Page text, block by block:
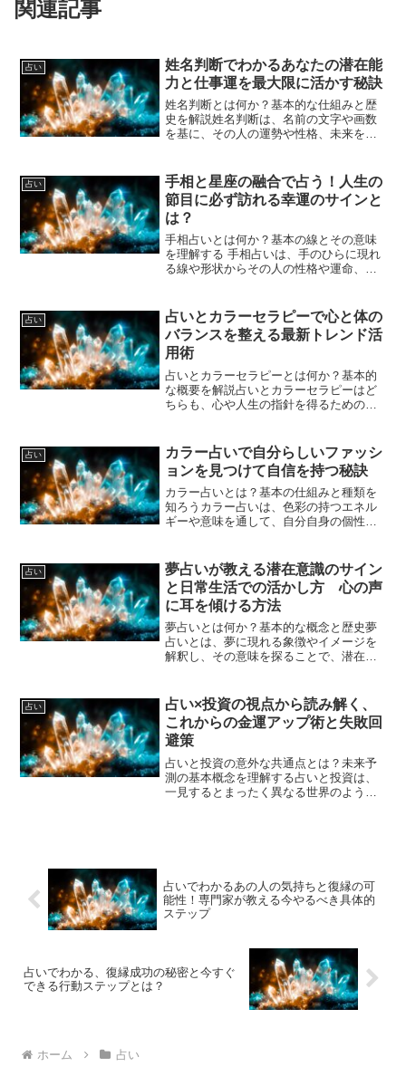
関連記事
占い
姓名判断でわかるあなたの潜在能
力と仕事運を最大限に活かす秘訣
姓名判断とは何か？基本的な仕組みと歴
史を解説姓名判断は、名前の文字や画数
を基に、その人の運勢や性格、未来を占
化圏で長く親しまれており、名前に秘め
られたエネルギーを読み解...
占い
手相と星座の融合で占う！人生の
節目に必ず訪れる幸運のサインと
は？
手相占いとは何か？基本の線とその意味
を理解する 手相占いは、手のひらに現れ
る線や形状からその人の性格や運命、未
の種類や位置、長さ、形状の違いが意味
を持ち、個人の運勢や人...
占い
占いとカラーセラピーで心と体の
バランスを整える最新トレンド活
用術
占いとカラーセラピーとは何か？基本的
な概要を解説占いとカラーセラピーはど
ちらも、心や人生の指針を得るためのツ
術などを通じて運勢や性格、未来を読み
解く方法です。これに対して...
占い
カラー占いで自分らしいファッシ
ョンを見つけて自信を持つ秘訣
カラー占いとは？基本の仕組みと種類を
知ろうカラー占いは、色彩の持つエネル
ギーや意味を通して、自分自身の個性や
好きな色や似合う色には、その人の性格
や運気を反映すると考えら...
占い
夢占いが教える潜在意識のサイン
と日常生活での活かし方 心の声
に耳を傾ける方法
夢占いとは何か？基本的な概念と歴史夢
占いとは、夢に現れる象徴やイメージを
解釈し、その意味を探ることで、潜在意
行われてきた夢解釈は、時代や文化によ
って様々な形で発展してき...
占い
占い×投資の視点から読み解く、
これからの金運アップ術と失敗回
避策
占いと投資の意外な共通点とは？未来予
測の基本概念を理解する占いと投資は、
一見するとまったく異なる世界のように
占いでわかるあの人の気持ちと復縁の可
能性！専門家が教える今やるべき具体的
ステップ
占いでわかる、復縁成功の秘密と今すぐ
できる行動ステップとは？
ホーム 占い